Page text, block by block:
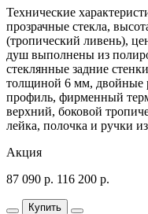
Технические
прозрачные стекла,
(тропический ливень),
душ выполнены из
стеклянные задние
толщиной 6 мм, двойные
профиль, фирменный
верхний, боковой
лейка, полочка и ручки
Акция
87 090 р. 116 200 р.
Купить